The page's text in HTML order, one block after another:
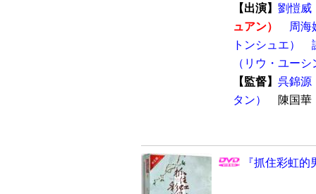
【出演】 劉愷威
ュアン）
周海
トンシュエ）
（リウ・ユーシ
【監督】 呉錦源
タン）
陳国
『抓住彩虹